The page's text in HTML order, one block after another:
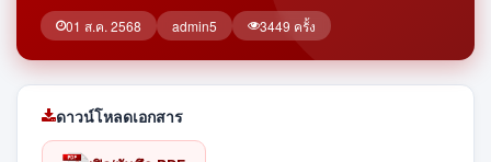
01 ส.ค. 2568 admin5 3449 ครั้ง
ดาวน์โหลดเอกสาร